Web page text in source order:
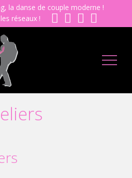
la danse de couple moderne !
réseaux !